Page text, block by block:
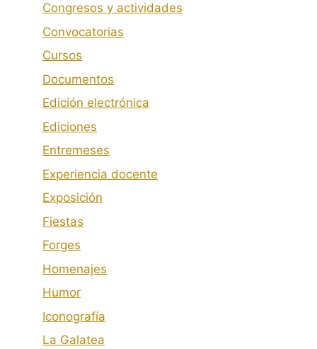
Congresos y actividades
Convocatorias
Cursos
Documentos
Edición electrónica
Ediciones
Entremeses
Experiencia docente
Exposición
Fiestas
Forges
Homenajes
Humor
Iconografía
La Galatea